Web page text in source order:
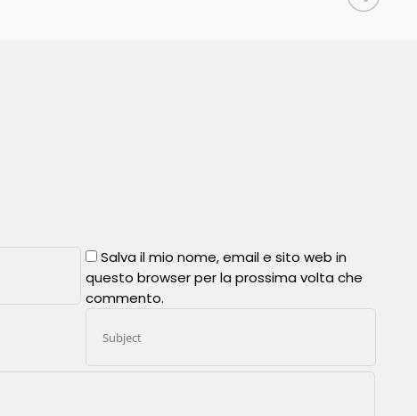
Salva il mio nome, email e sito web in
questo browser per la prossima volta che
commento.